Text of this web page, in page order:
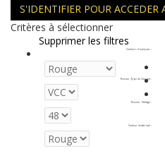
S'IDENTIFIER POUR ACCEDER
Critères à sélectionner
Supprimer les filtres
Couleurs d'optiques :
Tension - Type de Courant :
Tension - Voltage :
Couleur (matériau) :